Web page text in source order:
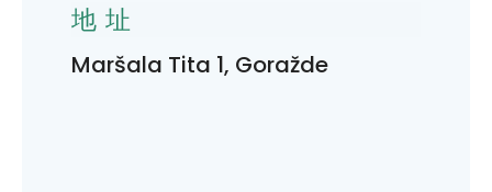
地址
Maršala Tita 1, Goražde